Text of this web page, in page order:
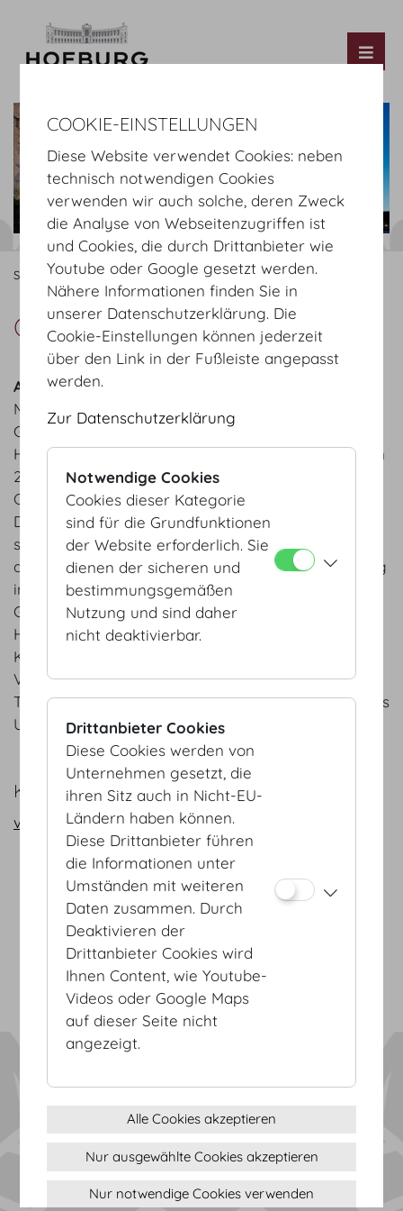
Startseite Über Uns Unser Unternehmen Geschäftsführung
Geschäftsführung
Armin Egger MBA
Mit September 2025 hat Armin Egger die alleinige
Geschäftsführung der Wiener Kongresszentrum
Hofburg Betriebsges.m.b.H. übernommen. Zwischen
2009 – 2025 führte Armin Egger die Messe
Congress Graz / mcg GmbH und wirkte zuvor in
Davos Tourismus & Convention als CEO/Präsident
sowie in weiteren internationalen Unternehmungen
der MICE- und Tourismusbranche. Mit viel Erfahrung
im Kongress- und Veranstaltungsbusiness setzt die
Geschäftsführung auf die wesentlichen Säulen der
Hofburg Vienna: höchste Servicequalität der
Kunden gegenüber, Professionalität im
Veranstaltungsmanagement, modernster
Technologie und den Fokus wichtige Impulse für das
Unternehmen zu setzen.
KONTAKT
vienna@hofburg.com
AGB
Datenschutz
Impressum
Sitemap
(c) 2026 Hofburg Vienna, Heldenplatz, 1010 Wien
Cookie Einstellungen
COOKIE-EINSTELLUNGEN
Diese Website verwendet Cookies: neben
technisch notwendigen Cookies
verwenden wir auch solche, deren Zweck
die Analyse von Webseitenzugriffen ist
und Cookies, die durch Drittanbieter wie
Youtube oder Google gesetzt werden.
Nähere Informationen finden Sie in
unserer Datenschutzerklärung. Die
Cookie-Einstellungen können jederzeit
über den Link in der Fußleiste angepasst
werden.
Zur Datenschutzerklärung
Notwendige Cookies
Cookies dieser Kategorie
sind für die Grundfunktionen
der Website erforderlich. Sie
dienen der sicheren und
bestimmungsgemäßen
Nutzung und sind daher
nicht deaktivierbar.
Drittanbieter Cookies
Diese Cookies werden von
Unternehmen gesetzt, die
ihren Sitz auch in Nicht-EU-
Ländern haben können.
Diese Drittanbieter führen
die Informationen unter
Umständen mit weiteren
Daten zusammen. Durch
Deaktivieren der
Drittanbieter Cookies wird
Ihnen Content, wie Youtube-
Videos oder Google Maps
auf dieser Seite nicht
angezeigt.
Alle Cookies akzeptieren
Nur ausgewählte Cookies akzeptieren
Nur notwendige Cookies verwenden